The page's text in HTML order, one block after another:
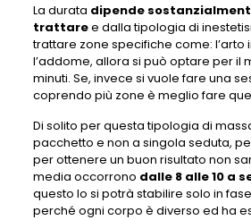
La durata dipende
trattaree dalla tipologia di
trattare zone specifiche come: l’arto
l’addome, allora si può optare per il
minuti. Se, invece si vuole fare una
coprendo più zone è meglio fare
Di solito per questa tipologia di
pacchetto e non a singola seduta,
per ottenere un buon risultato non
media occorrono dalle 8 alle 10 a
questo lo si potrà stabilire solo in
perché ogni corpo è diverso ed ha